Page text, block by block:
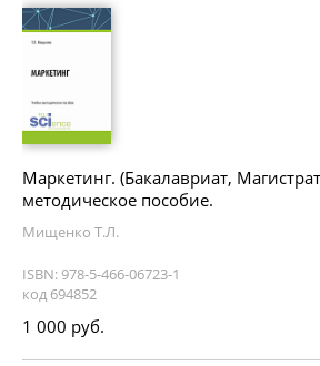
Маркетинг. (Бакалавриат,
методическое пособие.
Мищенко Т.Л.
ISBN: 978-5-466-06723-1
код 694852
1 000 руб.